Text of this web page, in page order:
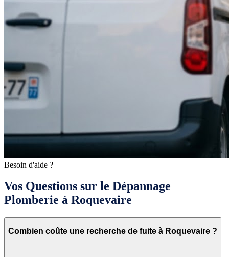
Besoin d'aide ?
Vos Questions sur le Dépannage
Plomberie à Roquevaire
Combien coûte une recherche de fuite à Roquevaire ?